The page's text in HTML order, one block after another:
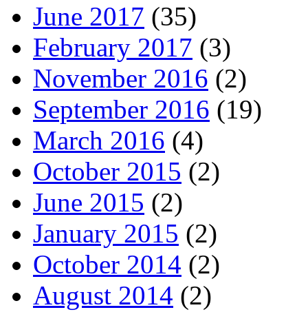
June 2017 (35)
February 2017 (3)
November 2016 (2)
September 2016 (19)
March 2016 (4)
October 2015 (2)
June 2015 (2)
January 2015 (2)
October 2014 (2)
August 2014 (2)